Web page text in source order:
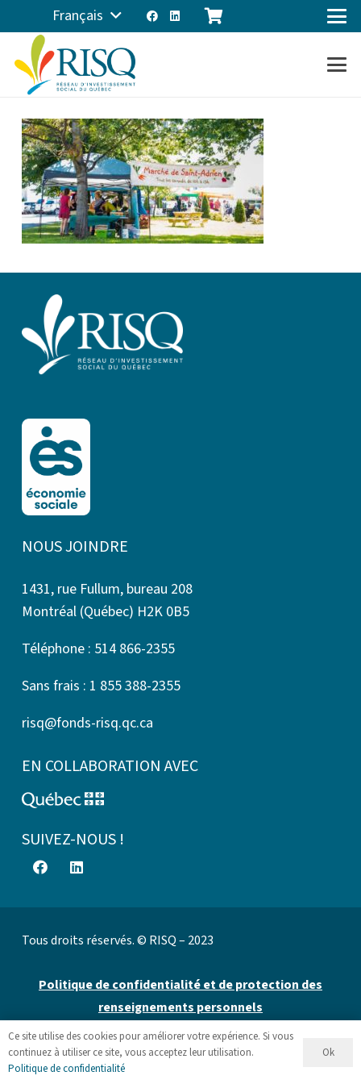
Français
NOUS JOINDRE
1431, rue Fullum, bureau 208
Montréal (Québec) H2K 0B5
Téléphone : 514 866-2355
Sans frais : 1 855 388-2355
risq@fonds-risq.qc.ca
EN COLLABORATION AVEC
SUIVEZ-NOUS !
Tous droits réservés. © RISQ – 2023
Politique de confidentialité et de protection des
renseignements personnels
Site web par 👉 Cinetic
Ce site utilise des cookies pour améliorer votre expérience. Si vous
continuez à utiliser ce site, vous acceptez leur utilisation.
Politique de confidentialité
Ok